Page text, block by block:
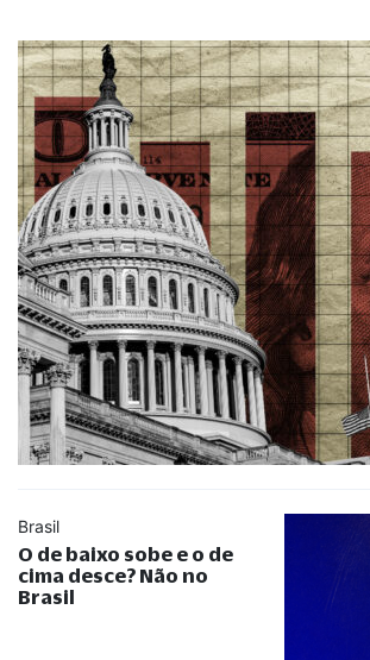
Brasil
O de baixo sobe e o de
cima desce? Não no
Brasil